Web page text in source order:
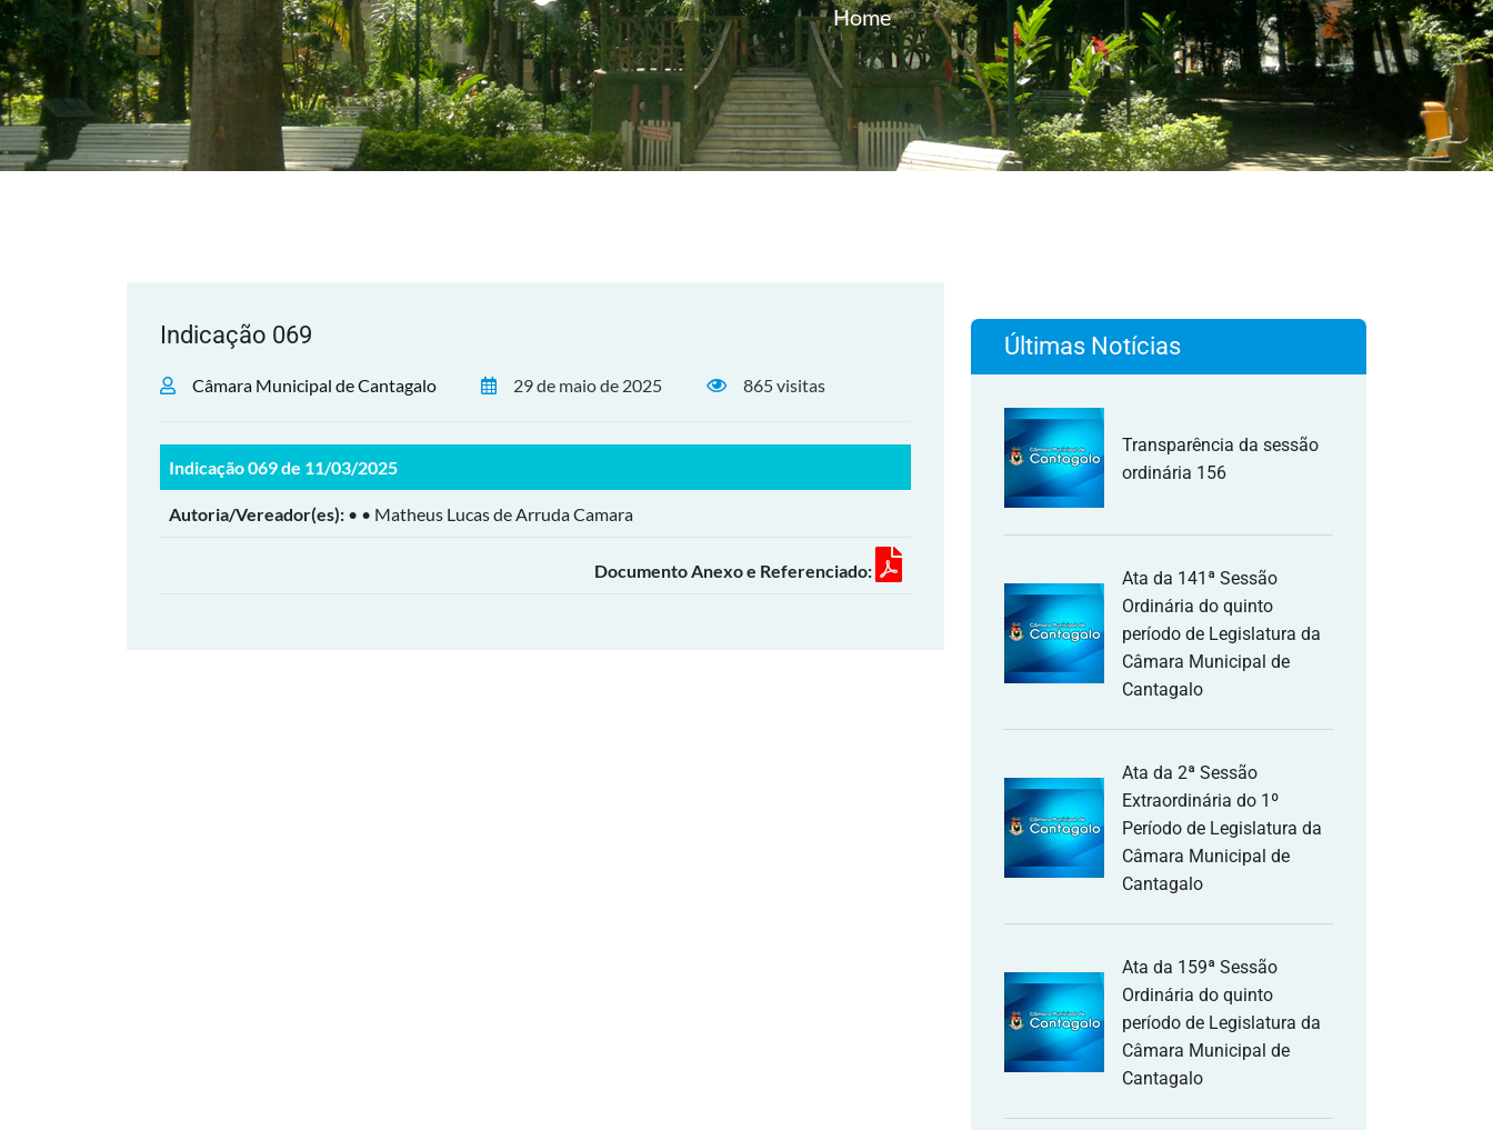
Home
Indicação 069
Câmara Municipal de Cantagalo 29 de maio de 2025 865 visitas
Indicação 069 de 11/03/2025
Autoria/Vereador(es): • • Matheus Lucas de Arruda Camara
Documento Anexo e Referenciado:
Últimas Notícias
Transparência da sessão
ordinária 156
Ata da 141ª Sessão
Ordinária do quinto
período de Legislatura da
Câmara Municipal de
Cantagalo
Ata da 2ª Sessão
Extraordinária do 1º
Período de Legislatura da
Câmara Municipal de
Cantagalo
Ata da 159ª Sessão
Ordinária do quinto
período de Legislatura da
Câmara Municipal de
Cantagalo